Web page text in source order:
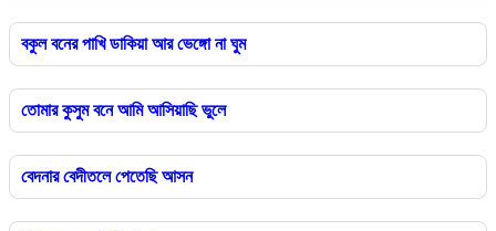
বকুল বনের পাখি ডাকিয়া আর ভেঙ্গো না ঘুম
তোমার কুসুম বনে আমি আসিয়াছি ভুলে
বেদনার বেদীতলে পেতেছি আসন